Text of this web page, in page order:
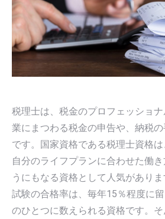
税理士は、税金のプロフェッショ
業にまつわる税金の申告や、納税
です。国家資格である税理士資格
自分のライフプランに合わせた働
うにもなる資格として人気があり
試験の合格率は、毎年15％程度に
のひとつに数えられる資格です。